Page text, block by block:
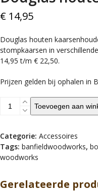
€ 14,95
Douglas houten
stompkaarsen in
14,95 t/m € 22,50.
Prijzen gelden bij ophalen in
Douglas
aantal
Toevoegen aan
Categorie: Accessoires
Tags: banfieldwoodworks,
woodworks
Gerelateerde